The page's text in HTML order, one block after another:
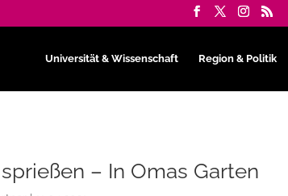
Universität & Wissenschaft Region & Politik
– In Omas Garten